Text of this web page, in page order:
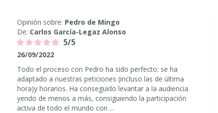
Opinión sobre: Pedro de Mingo
De: Carlos García-Legaz Alonso
5/5
26/09/2022
Todo el proceso con Pedro ha sido perfecto: se ha
adaptado a nuestras peticiones (incluso las de última
hora)y horarios. Ha conseguido levantar a la audiencia
yendo de menos a más, consiguiendo la participación
activa de todo el mundo con ...